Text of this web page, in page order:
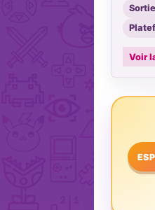
Voir